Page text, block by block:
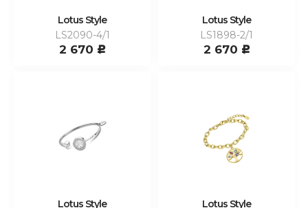
Lotus Style
LS2090-4/1
2 670 c
Lotus Style
LS1898-2/1
2 670 c
Lotus Style
Lotus Style